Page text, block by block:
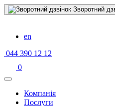
Зворотний
en
044 390 12 12
0
Компанiя
Послуги